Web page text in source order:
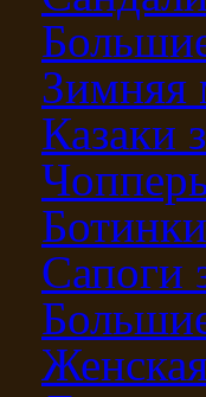
Зимняя
Казаки
Сапоги